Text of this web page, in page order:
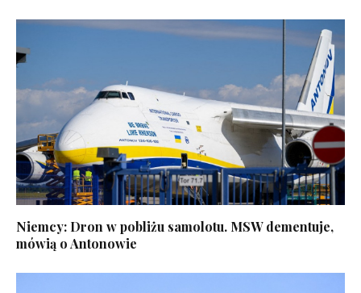
Niemcy: Dron w pobliżu samolotu. MSW dementuje,
mówią o Antonowie